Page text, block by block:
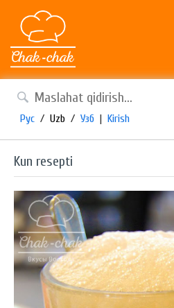
Рус / Uzb / Узб | Kirish
Kun resepti